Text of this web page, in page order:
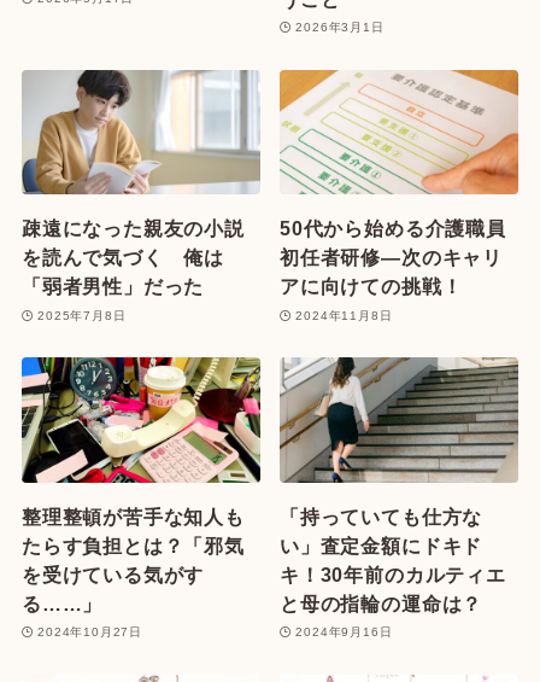
2026年3月1日
疎遠になった親友の小説
を読んで気づく 俺は
「弱者男性」だった
2025年7月8日
50代から始める介護職員
初任者研修—次のキャリ
アに向けての挑戦！
2024年11月8日
整理整頓が苦手な知人も
たらす負担とは？「邪気
を受けている気がす
る……」
2024年10月27日
「持っていても仕方な
い」査定金額にドキド
キ！30年前のカルティエ
と母の指輪の運命は？
2024年9月16日